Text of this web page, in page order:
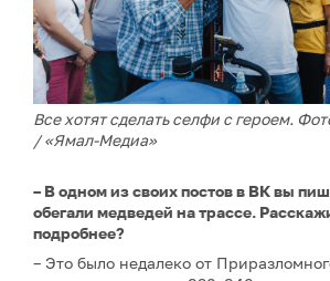
Все хотят сделать селфи с героем.
/ «Ямал-Медиа»
– В одном из своих постов в ВК вы
обегали медведей на трассе.
подробнее?
– Это было недалеко от